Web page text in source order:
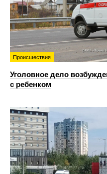
Происшествия
Уголовное дело
с ребенком